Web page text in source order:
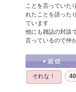
ことを言っていた
れたことを語った
ています
他にも雑誌の対談
言っているので仲
それな！ 40